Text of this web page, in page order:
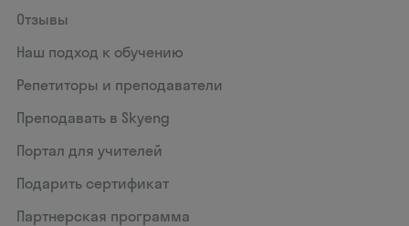
Отзывы
Наш подход к обучению
Репетиторы и преподаватели
Преподавать в Skyeng
Портал для учителей
Подарить сертификат
Партнерская программа